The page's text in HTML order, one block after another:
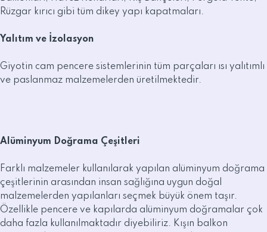
Rüzgar kırıcı gibi tüm dikey yapı kapatmaları.
Yalıtım ve İzolasyon
Giyotin cam pencere sistemlerinin tüm parçaları ısı yalıtımlı
ve paslanmaz malzemelerden üretilmektedir.
Alüminyum Doğrama Çeşitleri
Farklı malzemeler kullanılarak yapılan alüminyum doğrama
çeşitlerinin arasından insan sağlığına uygun doğal
malzemelerden yapılanları seçmek büyük önem taşır.
Özellikle pencere ve kapılarda alüminyum doğramalar çok
daha fazla kullanılmaktadır diyebiliriz. Kışın balkon